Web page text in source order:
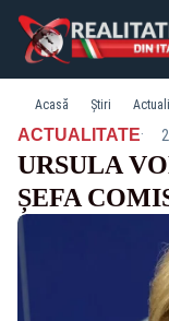
Acasă Știri
ACTUALITATE·
URSULA
ȘEFA